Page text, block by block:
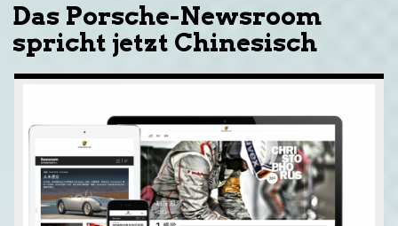
Das Porsche-Newsroom
spricht jetzt Chinesisch